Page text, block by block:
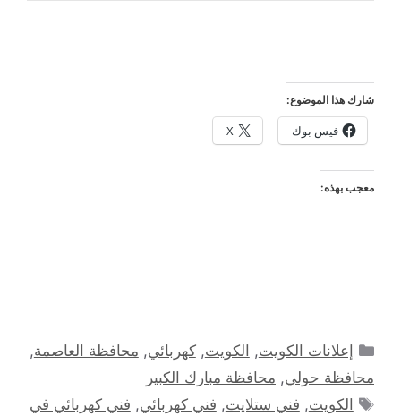
شارك هذا الموضوع:
فيس بوك X
معجب بهذه:
التصنيفات
إعلانات الكويت, الكويت,كهربائي, محافظة العاصمة,
محافظة حولي, محافظة مبارك الكبير
الوسوم
الكويت, فني ستلايت, فني كهربائي, فني كهربائي في